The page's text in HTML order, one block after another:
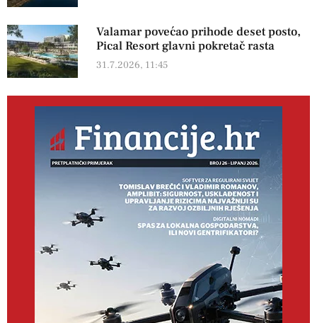
Valamar povećao prihode deset posto,
Pical Resort glavni pokretač rasta
31.7.2026, 11:45